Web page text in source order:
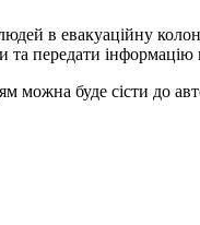
в евакуаційну
та передати
буде сісти до